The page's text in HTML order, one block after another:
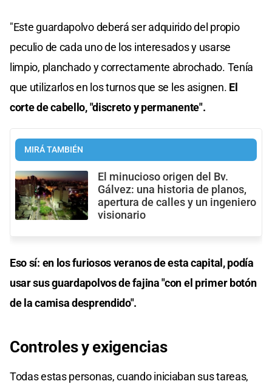
"Este guardapolvo deberá ser adquirido del propio
peculio de cada uno de los interesados y usarse
limpio, planchado y correctamente abrochado. Tenía
que utilizarlos en los turnos que se les asignen. El
corte de cabello, "discreto y permanente".
MIRÁ TAMBIÉN
El minucioso origen del Bv.
Gálvez: una historia de planos,
apertura de calles y un ingeniero
visionario
Eso sí: en los furiosos veranos de esta capital, podía
usar sus guardapolvos de fajina "con el primer botón
de la camisa desprendido".
Controles y exigencias
Todas estas personas, cuando iniciaban sus tareas,